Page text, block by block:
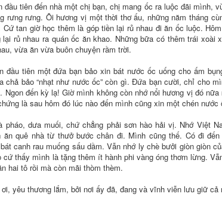
đầu tiên đến nhà một chị bạn, chị mang ốc ra luộc đãi mình,
rưng rưng. Ôi hương vị một thời thơ ấu, những năm tháng
Cứ tan giờ học thêm là góp tiền lại rủ nhau đi ăn ốc luộc.
lại rủ nhau ra quán ốc ăn khao. Những bữa có thêm trái xoài
vừa ăn vừa buôn chuyện rầm trời.
đầu tiên một đứa bạn bảo xin bát nước ốc uống cho ấm
chả bảo “nhạt như nước ốc” còn gì. Đứa bạn cười, chỉ cho
Ngon đến kỳ lạ! Giờ mình không còn nhớ nổi hương vị đó
là sau hôm đó lúc nào đến mình cũng xin một chén nước
pháo, dưa muối, chứ chẳng phải sơn hào hải vị. Nhớ Việt
ăn quê nhà từ thưở bước chân đi. Mình cũng thế. Có đi
canh rau muống sấu dầm. Vẫn nhớ ly chè bưởi giòn giòn
cứ thấy mình là tặng thêm ít hành phi vàng óng thơm lừng.
hai tô rồi mà còn mãi thòm thèm.
ơi, yêu thương lắm, bởi nơi ấy đã, đang và vĩnh viễn lưu giữ